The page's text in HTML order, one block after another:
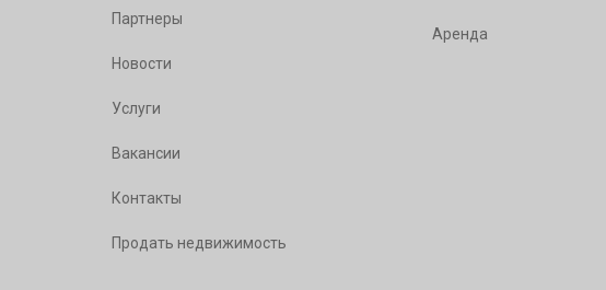
Партнеры
Новости
Услуги
Вакансии
Контакты
Продать недвижимость
Аренда